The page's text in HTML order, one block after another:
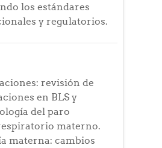
los estándares
y regulatorios.
revisión de
en BLS y
del paro
materno.
materna: cambios